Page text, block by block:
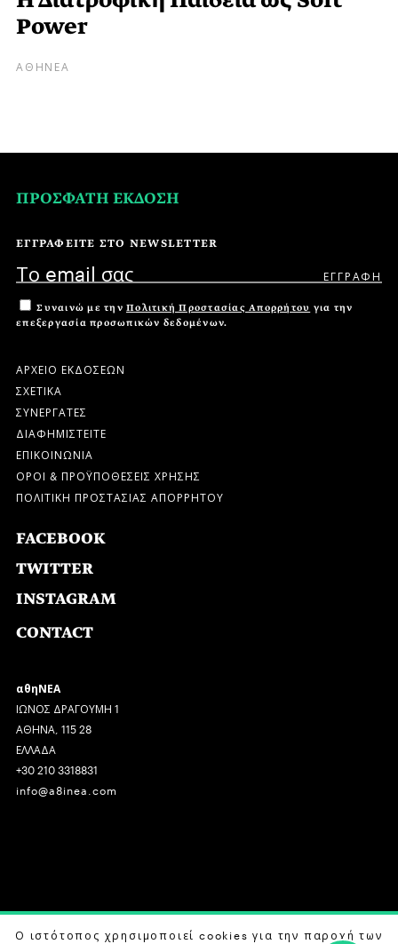
Power
ΑΘΗΝΕΑ
ΠΡΟΣΦΑΤΗ ΕΚΔΟΣΗ
ΕΓΓΡΑΦΕΙΤΕ ΣΤΟ NEWSLETTER
Συναινώ με την Πολιτική Προστασίας Απορρήτου για την
επεξεργασία προσωπικών δεδομένων.
ΑΡΧΕΙΟ ΕΚΔΟΣΕΩΝ
ΣΧΕΤΙΚΑ
ΣΥΝΕΡΓΑΤΕΣ
ΔΙΑΦΗΜΙΣΤΕΙΤΕ
ΕΠΙΚΟΙΝΩΝΙΑ
ΟΡΟΙ & ΠΡΟΫΠΟΘΕΣΕΙΣ ΧΡΗΣΗΣ
ΠΟΛΙΤΙΚΗ ΠΡΟΣΤΑΣΙΑΣ ΑΠΟΡΡΗΤΟΥ
FACEBOOK
TWITTER
INSTAGRAM
CONTACT
αθηΝΕΑ
ΙΩΝΟΣ ΔΡΑΓΟΥΜΗ 1
ΑΘΗΝΑ, 115 28
ΕΛΛΑΔΑ
+30 210 3318831
info@a8inea.com
COPYRIGHT © 2026 αθηΝΕΑ, ALL RIGHTS RESERVED.
Ο ιστότοπος χρησιμοποιεί cookies για την παροχή των